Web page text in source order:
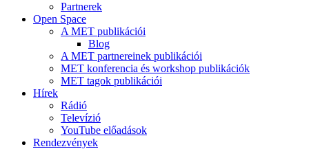
Partnerek
Open Space
A MET publikációi
Blog
A MET partnereinek publikációi
MET konferencia és workshop publikációk
MET tagok publikációi
Hírek
Rádió
Televízió
YouTube előadások
Rendezvények